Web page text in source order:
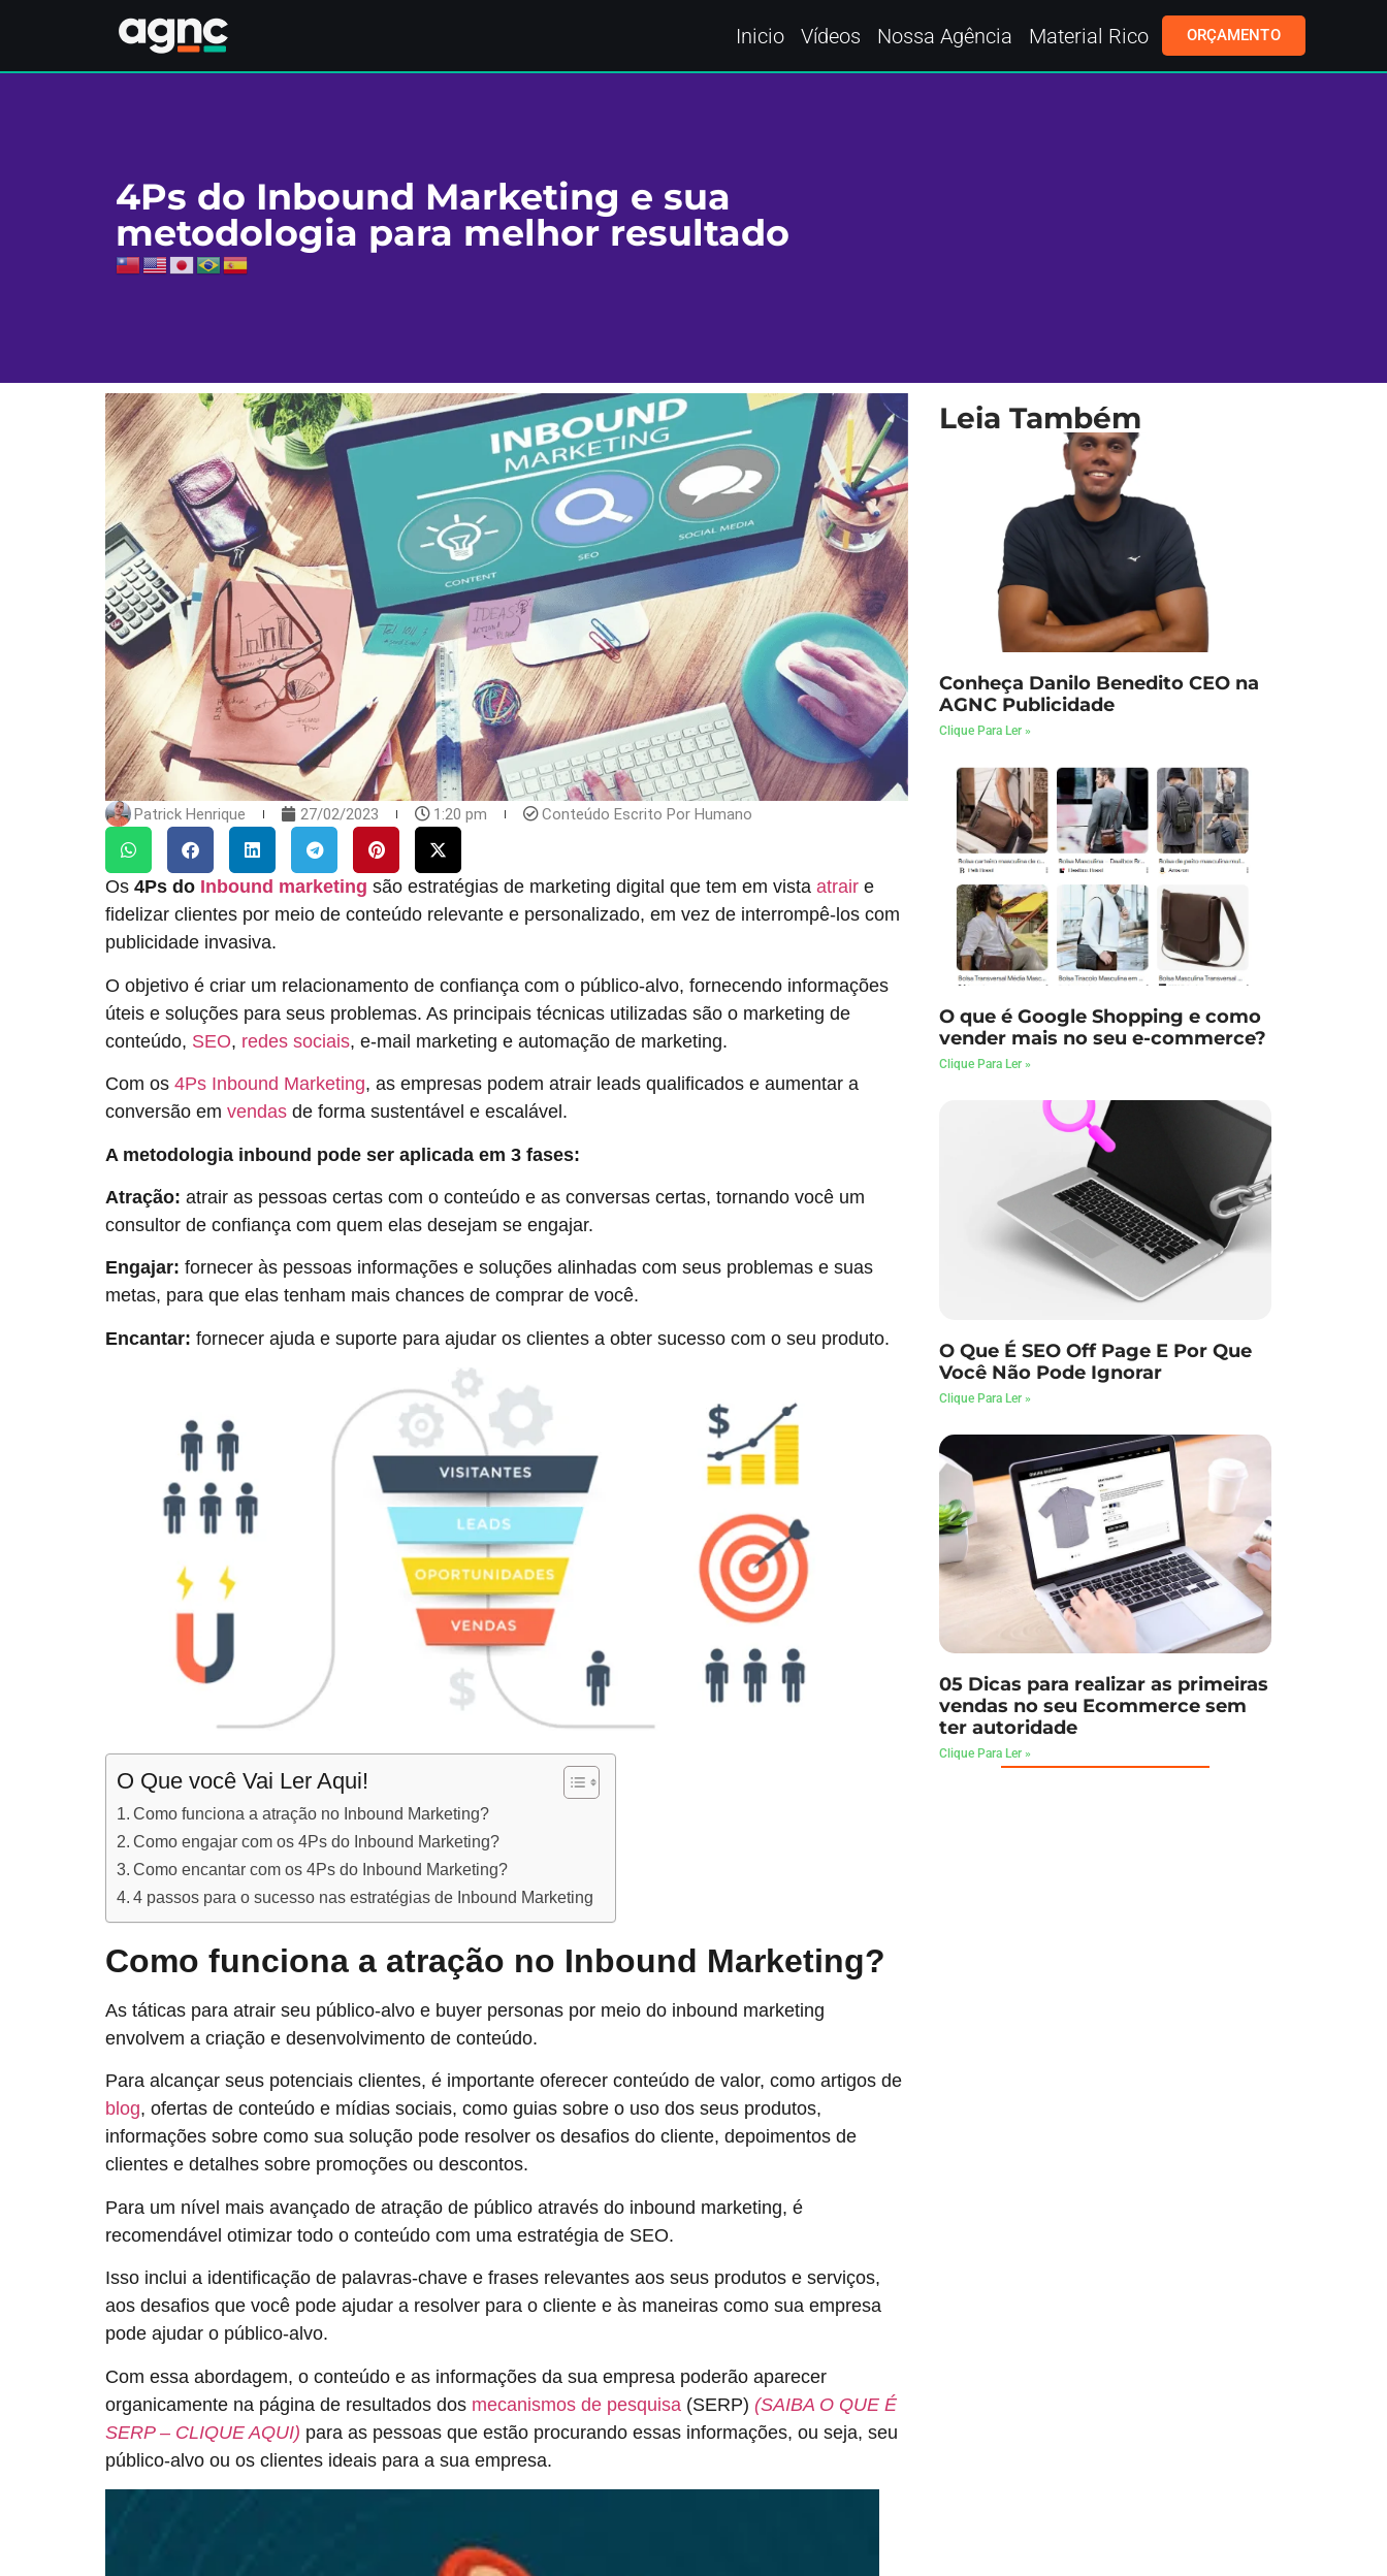
Inicio Vídeos Nossa Agência Material Rico ORÇAMENTO
4Ps do Inbound Marketing e sua
metodologia para melhor resultado
Patrick Henrique 27/02/2023 1:20 pm Conteúdo Escrito Por Humano
Os 4Ps do Inbound marketing são estratégias de marketing digital que tem em vista atrair e
fidelizar clientes por meio de conteúdo relevante e personalizado, em vez de interrompê-los com
publicidade invasiva.
O objetivo é criar um relacionamento de confiança com o público-alvo, fornecendo informações
úteis e soluções para seus problemas. As principais técnicas utilizadas são o marketing de
conteúdo, SEO, redes sociais, e-mail marketing e automação de marketing.
Com os 4Ps Inbound Marketing, as empresas podem atrair leads qualificados e aumentar a
conversão em vendas de forma sustentável e escalável.
A metodologia inbound pode ser aplicada em 3 fases:
Atração: atrair as pessoas certas com o conteúdo e as conversas certas, tornando você um
consultor de confiança com quem elas desejam se engajar.
Engajar: fornecer às pessoas informações e soluções alinhadas com seus problemas e suas
metas, para que elas tenham mais chances de comprar de você.
Encantar: fornecer ajuda e suporte para ajudar os clientes a obter sucesso com o seu produto.
O Que você Vai Ler Aqui!
Como funciona a atração no Inbound Marketing?
Como engajar com os 4Ps do Inbound Marketing?
Como encantar com os 4Ps do Inbound Marketing?
4 passos para o sucesso nas estratégias de Inbound Marketing
Como funciona a atração no Inbound Marketing?
As táticas para atrair seu público-alvo e buyer personas por meio do inbound marketing
envolvem a criação e desenvolvimento de conteúdo.
Para alcançar seus potenciais clientes, é importante oferecer conteúdo de valor, como artigos de
blog, ofertas de conteúdo e mídias sociais, como guias sobre o uso dos seus produtos,
informações sobre como sua solução pode resolver os desafios do cliente, depoimentos de
clientes e detalhes sobre promoções ou descontos.
Para um nível mais avançado de atração de público através do inbound marketing, é
recomendável otimizar todo o conteúdo com uma estratégia de SEO.
Isso inclui a identificação de palavras-chave e frases relevantes aos seus produtos e serviços,
aos desafios que você pode ajudar a resolver para o cliente e às maneiras como sua empresa
pode ajudar o público-alvo.
Com essa abordagem, o conteúdo e as informações da sua empresa poderão aparecer
organicamente na página de resultados dos mecanismos de pesquisa (SERP) (SAIBA O QUE É
SERP – CLIQUE AQUI) para as pessoas que estão procurando essas informações, ou seja, seu
público-alvo ou os clientes ideais para a sua empresa.
Conheça Danilo Benedito CEO na
AGNC Publicidade
Clique Para Ler »
O que é Google Shopping e como
vender mais no seu e-commerce?
Clique Para Ler »
O Que É SEO Off Page E Por Que
Você Não Pode Ignorar
Clique Para Ler »
05 Dicas para realizar as primeiras
vendas no seu Ecommerce sem
ter autoridade
Clique Para Ler »
Leia Também